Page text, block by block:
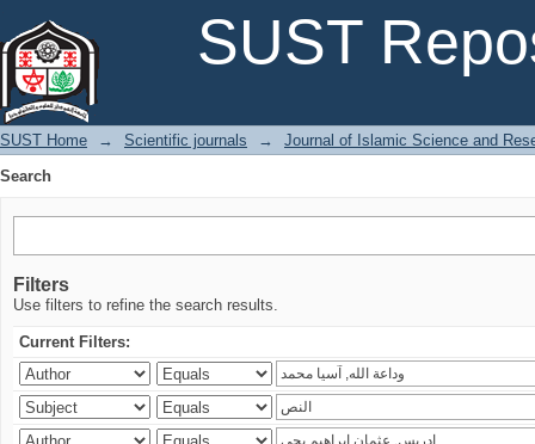
SUST
SUST Home → Scientific journals →
Journal of Islamic Science and
Search
Filters
Use filters to refine the search results.
Current Filters: